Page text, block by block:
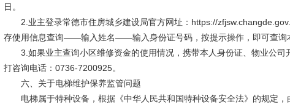
日。
2.业主登录常德市住房城乡建设局官方网址：https://
存使用信息查询——输入姓名——输入身份证号码，按提示操作，即可查询
3.如果业主查询小区维修资金的使用情况，携带本人身份证、物业公
打咨询电话：0736-7200925。
六、关于电梯维护保养监管问题
电梯属于特种设备，根据《中华人民共和国特种设备安全法》的规定，